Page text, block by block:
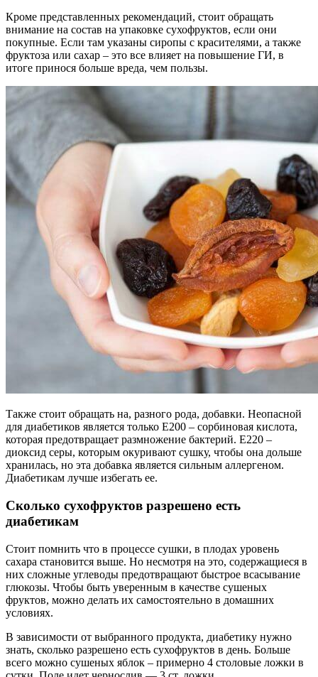
Кроме представленных рекомендаций, стоит обращать
внимание на состав на упаковке сухофруктов, если они
покупные. Если там указаны сиропы с красителями, а также
фруктоза или сахар – это все влияет на повышение ГИ, в
итоге принося больше вреда, чем пользы.
Также стоит обращать на, разного рода, добавки. Неопасной
для диабетиков является только Е200 – сорбиновая кислота,
которая предотвращает размножение бактерий. Е220 –
диоксид серы, которым окуривают сушку, чтобы она дольше
хранилась, но эта добавка является сильным аллергеном.
Диабетикам лучше избегать ее.
Сколько сухофруктов разрешено есть
диабетикам
Стоит помнить что в процессе сушки, в плодах уровень
сахара становится выше. Но несмотря на это, содержащиеся в
них сложные углеводы предотвращают быстрое всасывание
глюкозы. Чтобы быть уверенным в качестве сушеных
фруктов, можно делать их самостоятельно в домашних
условиях.
В зависимости от выбранного продукта, диабетику нужно
знать, сколько разрешено есть сухофруктов в день. Больше
всего можно сушеных яблок – примерно 4 столовые ложки в